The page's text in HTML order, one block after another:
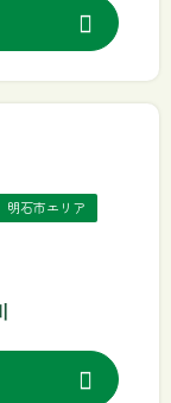
明石市エリア